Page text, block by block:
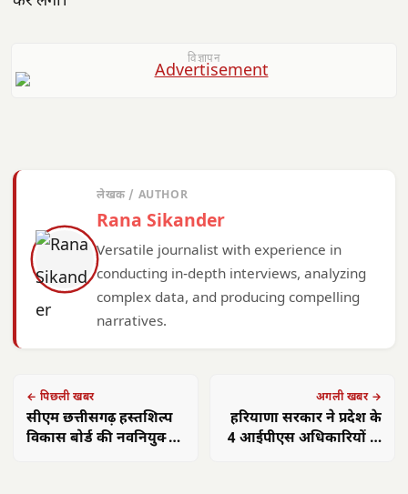
विज्ञापन
लेखक / AUTHOR
Rana Sikander
Versatile journalist with experience in
conducting in-depth interviews, analyzing
complex data, and producing compelling
narratives.
← पिछली खबर
सीएम छत्तीसगढ़ हस्तशिल्प
विकास बोर्ड की नवनियुक्त
अगली खबर →
हरियाणा सरकार ने प्रदेश के
4 आईपीएस अधिकारियों के